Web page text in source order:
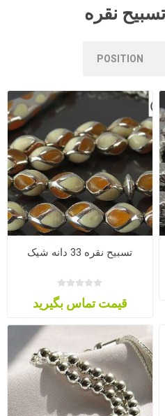
نقره
تسبیح نقره 33 دانه شیک
قیمت تماس بگیرید